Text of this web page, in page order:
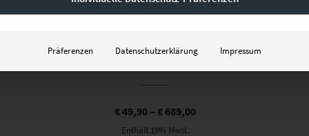
€49,90 –€ 689,00
Enthält 19% Mwst.
Präferenzen Datenschutzerklärung Impressum